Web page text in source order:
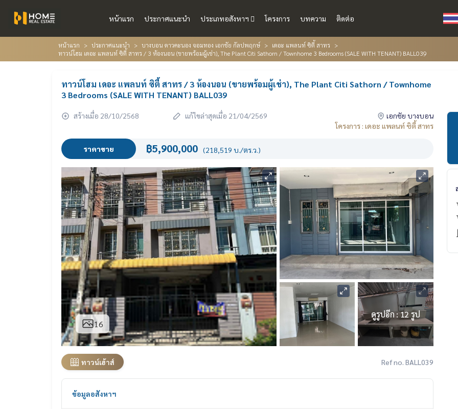
หน้าแรก ประกาศแนะนำ ประเภทอสังหาฯ โครงการ บทความ ติดต่อ
หน้าแรก ประกาศแนะนำ บางบอน ดาวคะนอง จอมทอง เอกชัย กัลปพฤกษ์
เดอะ แพลนท์ ซิตี้ สาทร
ทาวน์โฮม เดอะ แพลนท์ ซิตี้ สาทร / 3 ห้องนอน (ขายพร้อมผู้เช่า), The Plant Citi Sathorn / Townhome 3 Bedrooms (SALE WITH TENANT) BALL039
ทาวน์โฮม เดอะ แพลนท์ ซิตี้ สาทร / 3 ห้องนอน (ขายพร้อมผู้เช่า), The Plant Citi Sathorn / Townhome
3 Bedrooms (SALE WITH TENANT) BALL039
สร้างเมื่อ 28/10/2568 แก้ไขล่าสุดเมื่อ 21/04/2569
เอกชัย บางบอน
โครงการ : เดอะ แพลนท์ ซิตี้ สาทร
ราคาขาย ฿5,900,000 (218,519 บ./ตร.ว.)
16
ดูรูปอีก : 12 รูป
ทาวน์เฮ้าส์ Ref no. BALL039
ข้อมูลอสังหาฯ